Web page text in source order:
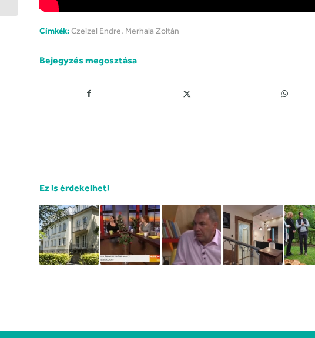
Címkék:Czeizel Endre, Merhala Zoltán
Bejegyzés megosztása
Ez is érdekelheti